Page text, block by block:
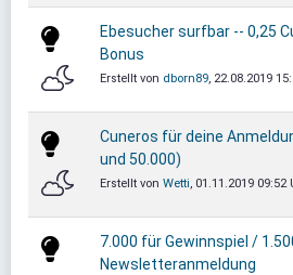
Ebesucher surfbar -- 0,25
Bonus
Erstellt von dborn89 , 22.08.2019
Cuneros für deine
und 50.000)
Erstellt von Wetti , 01.11.2019 09:52
7.000 für Gewinnspiel /
Newsletteranmeldung